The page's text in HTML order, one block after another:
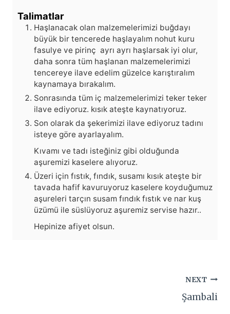
Talimatlar
Haşlanacak olan malzemelerimizi buğdayı
büyük bir tencerede haşlayalım nohut kuru
fasulye ve pirinç ayrı ayrı haşlarsak iyi olur,
daha sonra tüm haşlanan malzemelerimizi
tencereye ilave edelim güzelce karıştıralım
kaynamaya bırakalım.
Sonrasında tüm iç malzemelerimizi teker teker
ilave ediyoruz. kısık ateşte kaynatıyoruz.
Son olarak da şekerimizi ilave ediyoruz tadını
isteye göre ayarlayalım.
Kıvamı ve tadı isteğiniz gibi olduğunda
aşuremizi kaselere alıyoruz.
Üzeri için fıstık, fındık, susamı kısık ateşte bir
tavada hafif kavuruyoruz kaselere koyduğumuz
aşureleri tarçın susam fındık fıstık ve nar kuş
üzümü ile süslüyoruz aşuremiz servise hazır..
Hepinize afiyet olsun.
NEXT
Şambali